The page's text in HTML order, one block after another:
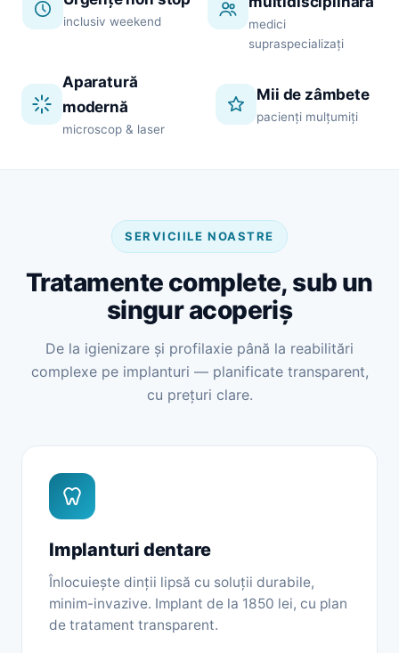
inclusiv weekend
medici
supraspecializați
Aparatură
modernă
microscop & laser
Mii de zâmbete
pacienți mulțumiți
SERVICIILE NOASTRE
Tratamente complete, sub un
singur acoperiș
De la igienizare și profilaxie până la reabilitări
complexe pe implanturi — planificate transparent,
cu prețuri clare.
Implanturi dentare
Înlocuiește dinții lipsă cu soluții durabile,
minim-invazive. Implant de la 1850 lei, cu plan
de tratament transparent.